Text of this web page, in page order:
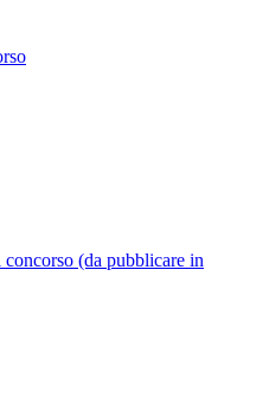
(da pubblicare in